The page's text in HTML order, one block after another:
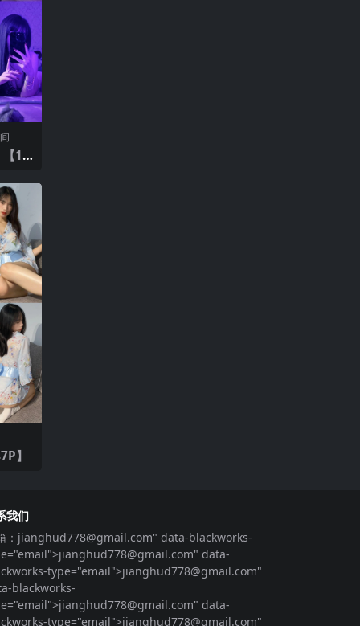
【12
】
我们
： jianghud778@gmail.com" data-blackworks-
jianghud778@gmail.com" data-
type="email">jianghud778@gmail.com"
blackworks-
jianghud778@gmail.com" data-
type="email">jianghud778@gmail.com"